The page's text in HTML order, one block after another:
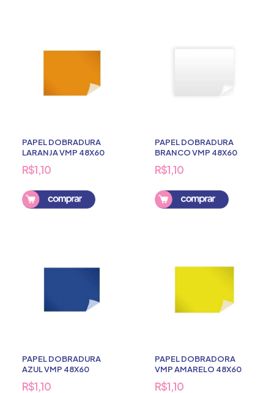
PAPEL DOBRADURA
LARANJA VMP 48X60
R$1,10
PAPEL DOBRADURA
BRANCO VMP 48X60
R$1,10
PAPEL DOBRADURA
AZUL VMP 48X60
R$1,10
PAPEL DOBRADORA
VMP AMARELO 48X60
R$1,10